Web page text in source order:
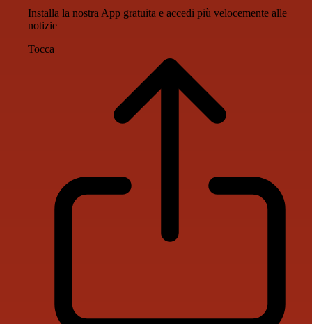
Installa la nostra App gratuita e accedi più velocemente alle
notizie
Tocca